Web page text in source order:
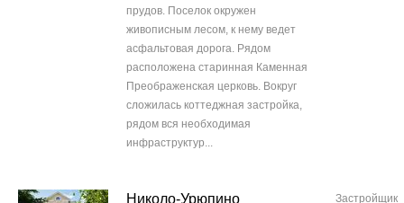
прудов. Поселок окружен
живописным лесом, к нему ведет
асфальтовая дорога. Рядом
расположена старинная Каменная
Преображенская церковь. Вокруг
сложилась коттеджная застройка,
рядом вся необходимая
инфраструктур...
Николо-Урюпино
Застройщик